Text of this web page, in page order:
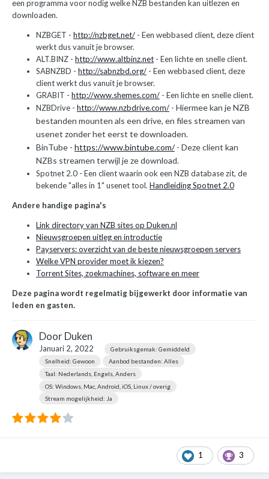
een programma voor nodig welke NZB bestanden kan uitlezen en
downloaden.
NZBGET - http://nzbget.net/ - Een webbased client, deze client
werkt dus vanuit je browser.
ALT.BINZ - http://www.altbinz.net - Een lichte en snelle client.
SABNZBD - http://sabnzbd.org/ - Een webbased client, deze
client werkt dus vanuit je browser.
GRABIT - http://www.shemes.com/ - Een lichte en snelle client.
NZBDrive - http://www.nzbdrive.com/ - Hiermee kan je NZB
bestanden mounten als een drive, en files streamen van
usenet zonder het eerst te downloaden.
BinTube - https://www.bintube.com/- Deze client kan
NZBs streamen terwijl je ze download.
Spotnet 2.0 - Een client waarin ook een NZB database zit, de
bekende "alles in 1" usenet tool. Handleiding Spotnet 2.0
Andere handige pagina's
Link directory van NZB sites op Duken.nl
Nieuwsgroepen uitleg en introductie
Payservers: overzicht van de beste nieuwsgroepen servers
Welke VPN provider moet ik kiezen?
Torrent Sites, zoekmachines, software en meer
Deze pagina wordt regelmatig bijgewerkt door informatie van
leden en gasten.
DoorDuken
Januari 2, 2022
Gebruiksgemak: Gemiddeld
Snelheid: Gewoon
Aanbod bestanden: Alles
Taal: Nederlands, Engels, Anders
OS: Windows, Mac, Android, iOS, Linux / overig
Stream mogelijkheid: Ja
1 3